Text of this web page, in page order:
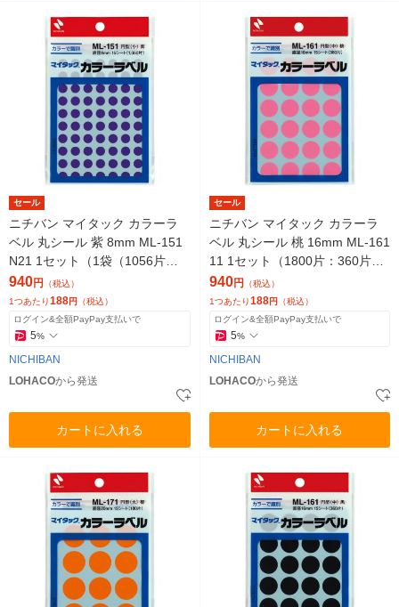
セール
ニチバン マイタック カラーラ
ベル 丸シール 紫 8mm ML-151
N21 1セット（1袋（1056片
入）×5）
940円
（税込）
1つあたり188円 （税込）
ログイン&全額PayPay支払いで
5%
NICHIBAN
LOHACOから発送
カートに入れる
セール
ニチバン マイタック カラーラ
ベル 丸シール 桃 16mm ML-161
11 1セット（1800片：360片入
×5袋）
940円
（税込）
1つあたり188円 （税込）
ログイン&全額PayPay支払いで
5%
NICHIBAN
LOHACOから発送
カートに入れる